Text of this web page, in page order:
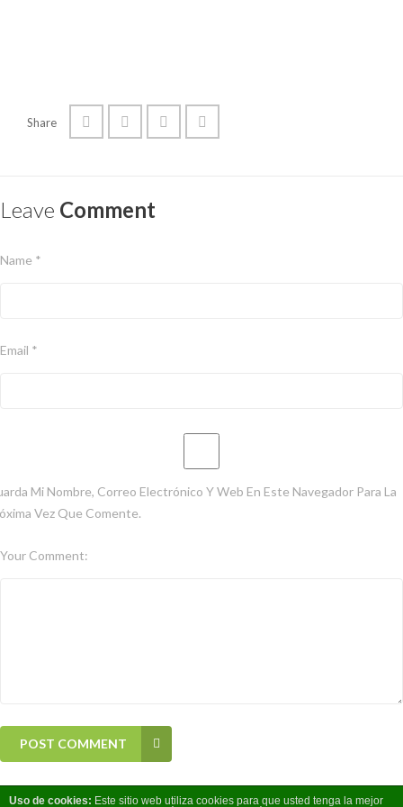
Share
Leave Comment
Name *
Email *
Mi Nombre, Correo Electrónico Y Web En Este Navegador Para La
Vez Que Comente.
Your Comment:
POST COMMENT
Uso de cookies: Este sitio web utiliza cookies para que usted tenga la mejor